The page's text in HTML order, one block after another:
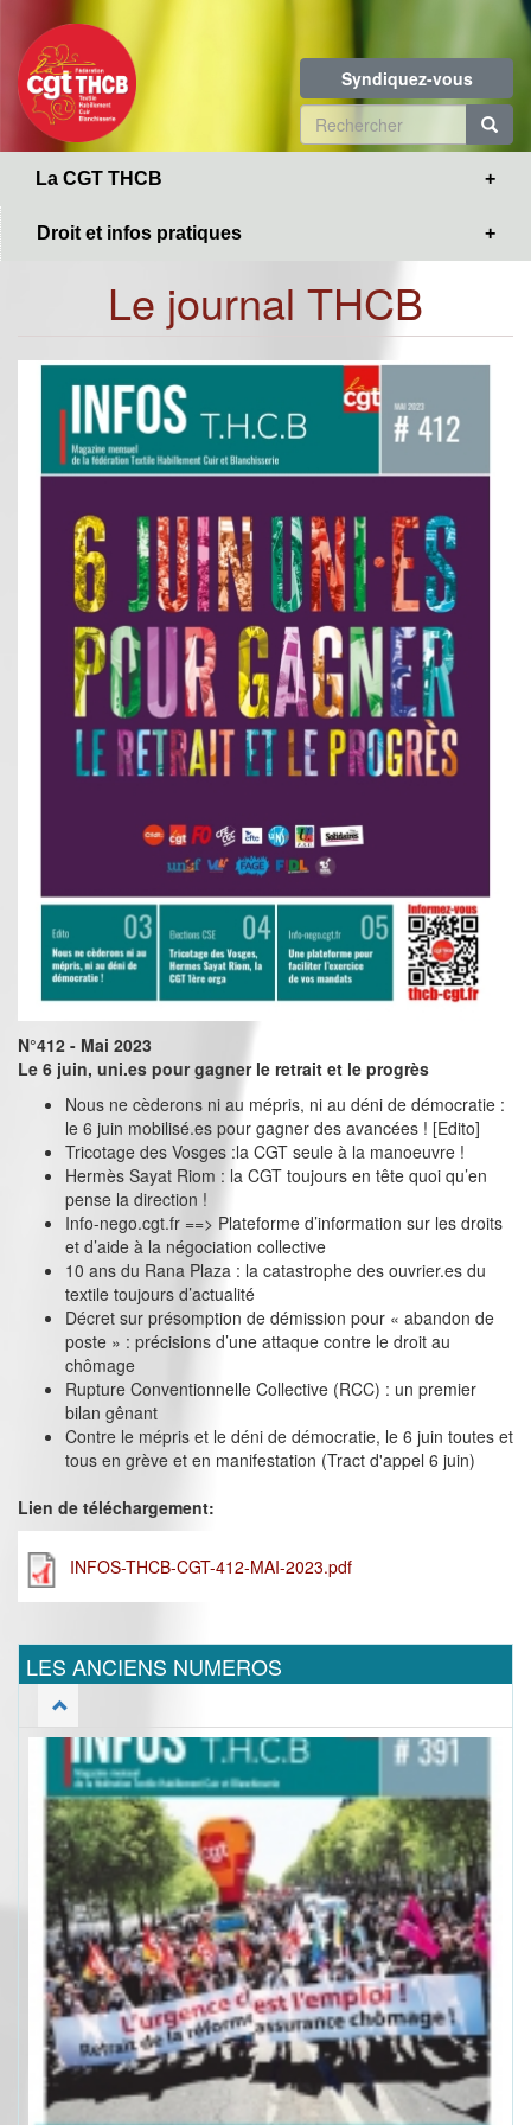
contenu
principal
Syndiquez-vous
Formulaire
de
La CGT THCB
Droit et infos pratiques
Le journal THCB
N°412 - Mai 2023
Le 6 juin, uni.es pour gagner le retrait et le progrès
Nous ne cèderons ni au mépris, ni au déni de démocratie :
le 6 juin mobilisé.es pour gagner des avancées ! [Edito]
Tricotage des Vosges :la CGT seule à la manoeuvre !
Hermès Sayat Riom : la CGT toujours en tête quoi qu’en
pense la direction !
Info-nego.cgt.fr ==> Plateforme d’information sur les droits
et d’aide à la négociation collective
10 ans du Rana Plaza : la catastrophe des ouvrier.es du
textile toujours d’actualité
Décret sur présomption de démission pour « abandon de
poste » : précisions d’une attaque contre le droit au
chômage
Rupture Conventionnelle Collective (RCC) : un premier
bilan gênant
Contre le mépris et le déni de démocratie, le 6 juin toutes et
tous en grève et en manifestation (Tract d'appel 6 juin)
Lien de téléchargement:
INFOS-THCB-CGT-412-MAI-2023.pdf
LES ANCIENS NUMEROS